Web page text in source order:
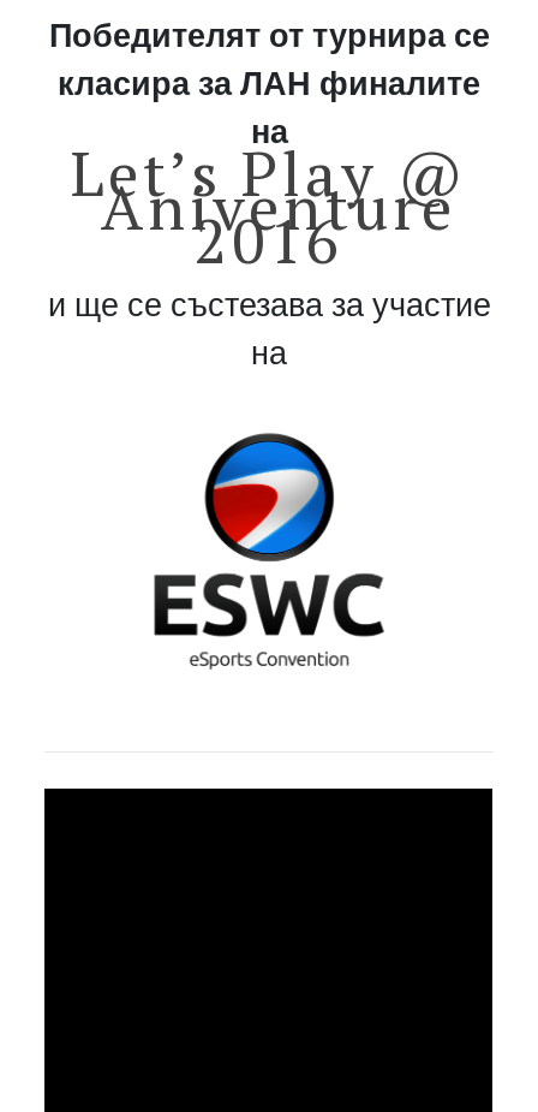
Let’s Play CS:GO @ Aniventure 2016
Победителят от турнира се
класира за ЛАН финалите
на
Let’s Play @
Aniventure
2016
и ще се състезава за участие
на